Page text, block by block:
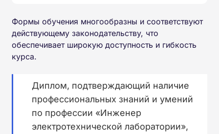
Формы обучения многообразны и соответствуют
действующему законодательству, что
обеспечивает широкую доступность и гибкость
курса.
Диплом, подтверждающий наличие
профессиональных знаний и умений
по профессии «Инженер
электротехнической лаборатории»,